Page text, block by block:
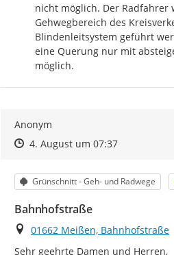
nicht möglich. Der Radfahrer
Gehwegbereich des
Blindenleitsystem geführt
eine Querung nur mit
möglich.
Anonym
Zeitpunkt des Erstellens
Zeitpunkt des Erstellens
4. August um 07:37Zur Äußerung
Kategorie
Grünschnitt - Geh- und Radwege
Bahnhofstraße
Ort
01662 Meißen, Bahnhofstraße
Sehr geehrte Damen und Herren,